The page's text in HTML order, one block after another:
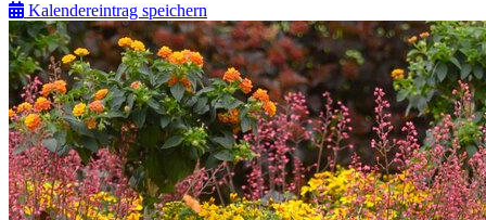
Kalendereintrag speichern